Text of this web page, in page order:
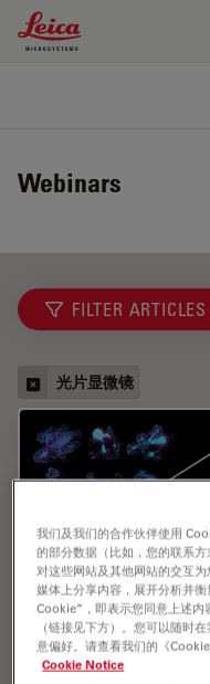
Leica Microsystems
Webinars
FILTER ARTICLES
光片显微镜
我们及我们的合作伙伴使用
的部分数据（比如，您的联系
对这些网站及其他网站的交互
媒体上分享内容，展开分析并
Cookie”，即表示您同意上述内
（链接见下方）。您可以随时
意偏好。请查看我们的《
Cookie Notice